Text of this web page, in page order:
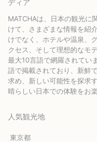
ディア
MATCHAは、日本の観光に
けて、さまざまな情報を紹
けでなく、ホテルや温泉、
クセス、そして理想的なモ
最大10言語で網羅されてい
語で掲載されており、新鮮
求め、新しい可能性を探求
晴らしい日本での体験をお
人気観光地
東京都